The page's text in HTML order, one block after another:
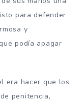
para defender
y
podía apagar
era hacer que los
penitencia,